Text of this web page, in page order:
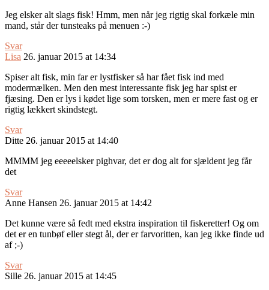
Jeg elsker alt slags fisk! Hmm, men når jeg rigtig skal forkæle min
mand, står der tunsteaks på menuen :-)
Svar
Lisa 26. januar 2015 at 14:34
Spiser alt fisk, min far er lystfisker så har fået fisk ind med
modermælken. Men den mest interessante fisk jeg har spist er
fjæsing. Den er lys i kødet lige som torsken, men er mere fast og er
rigtig lækkert skindstegt.
Svar
Ditte 26. januar 2015 at 14:40
MMMM jeg eeeeelsker pighvar, det er dog alt for sjældent jeg får
det
Svar
Anne Hansen 26. januar 2015 at 14:42
Det kunne være så fedt med ekstra inspiration til fiskeretter! Og om
det er en tunbøf eller stegt ål, der er farvoritten, kan jeg ikke finde ud
af ;-)
Svar
Sille 26. januar 2015 at 14:45